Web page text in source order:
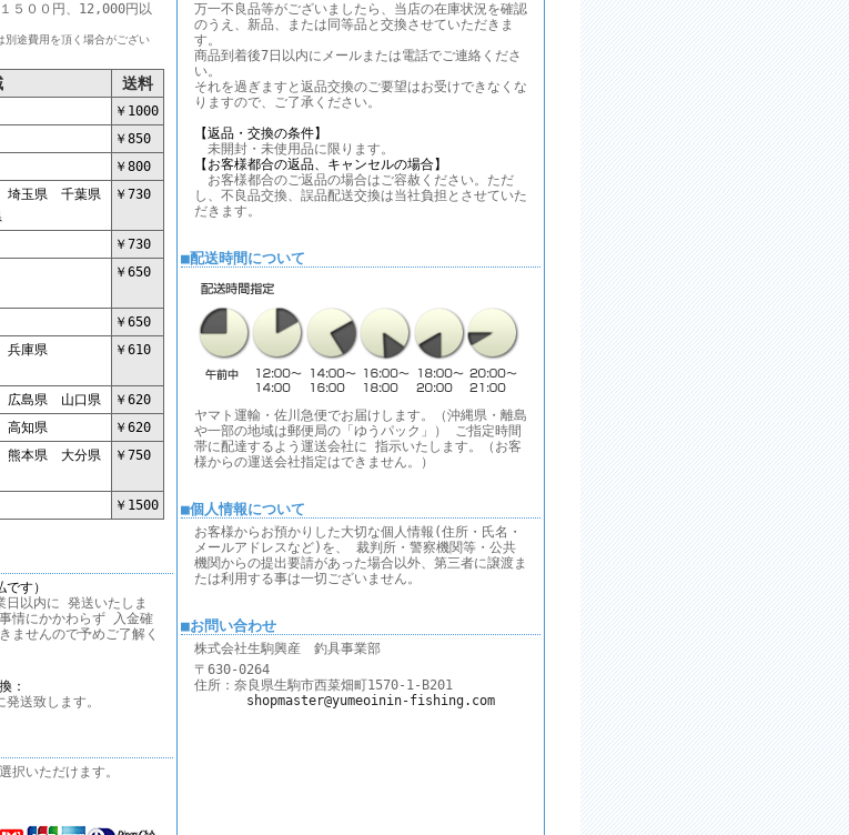
５００円、12,000円以
途費用を頂く場合がござい
送料
￥1000
￥850
￥800
玉県 千葉県
￥730
￥730
￥650
￥650
庫県
￥610
島県 山口県
￥620
知県
￥620
本県 大分県
￥750
￥1500
す）
日以内に 発送いたしま
情にかかわらず 入金確
ませんので予めご了解く
：
送致します。
択いただけます。
万一不良品等がございましたら、当店の在庫状況を確認
のうえ、新品、または同等品と交換させていただきま
す。
商品到着後7日以内にメールまたは電話でご連絡くださ
い。
それを過ぎますと返品交換のご要望はお受けできなくな
りますので、ご了承ください。
【返品・交換の条件】
未開封・未使用品に限ります。
【お客様都合の返品、キャンセルの場合】
お客様都合のご返品の場合はご容赦ください。ただ
し、不良品交換、誤品配送交換は当社負担とさせていた
だきます。
■配送時間について
ヤマト運輸・佐川急便でお届けします。（沖縄県・離島
や一部の地域は郵便局の「ゆうパック」） ご指定時間
帯に配達するよう運送会社に 指示いたします。（お客
様からの運送会社指定はできません。）
■個人情報について
お客様からお預かりした大切な個人情報(住所・氏名・
メールアドレスなど)を、 裁判所・警察機関等・公共
機関からの提出要請があった場合以外、第三者に譲渡ま
たは利用する事は一切ございません。
■お問い合わせ
株式会社生駒興産 釣具事業部
〒630-0264
住所：奈良県生駒市西菜畑町1570-1-B201
shopmaster@yumeoinin-fishing.com